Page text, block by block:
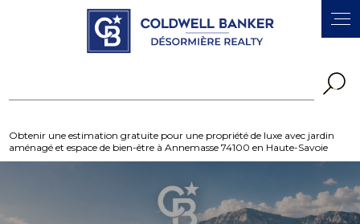
Obtenir une estimation gratuite pour une propriété de luxe avec jardin
aménagé et espace de bien-être à Annemasse 74100 en Haute-Savoie
Panneau de gestion des cookies